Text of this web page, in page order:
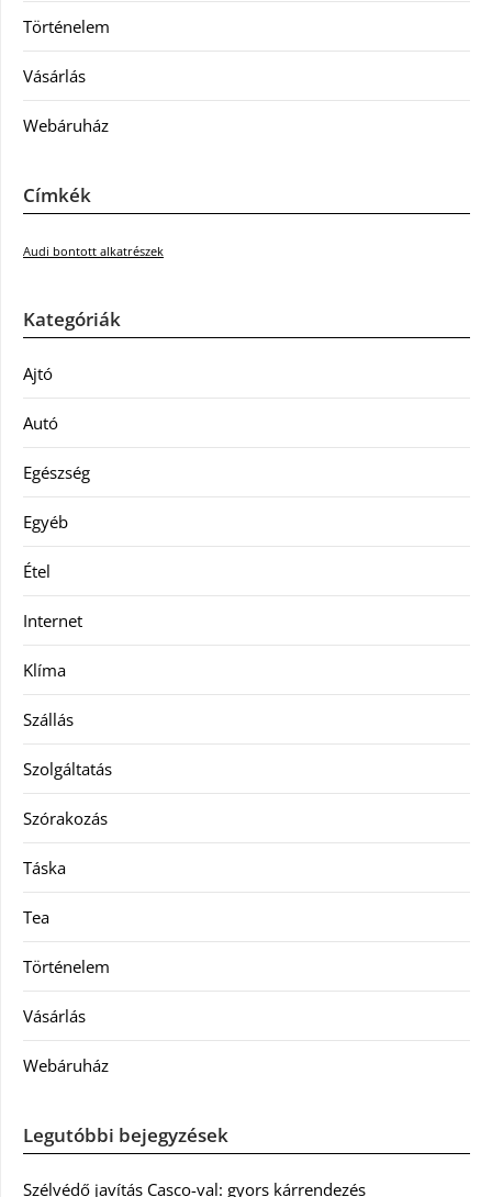
Történelem
Vásárlás
Webáruház
Címkék
Audi bontott alkatrészek
Kategóriák
Ajtó
Autó
Egészség
Egyéb
Étel
Internet
Klíma
Szállás
Szolgáltatás
Szórakozás
Táska
Tea
Történelem
Vásárlás
Webáruház
Legutóbbi bejegyzések
Szélvédő javítás Casco-val: gyors kárrendezés